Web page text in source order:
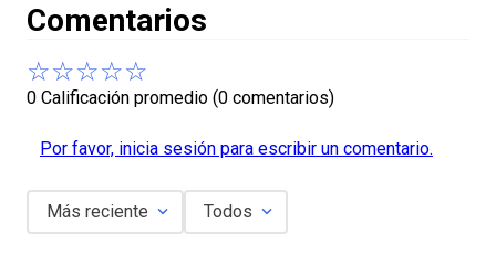
Comentarios
☆☆☆☆☆
0 Calificación promedio (0 comentarios)
Por favor, inicia sesión para escribir un comentario.
Más reciente Todos